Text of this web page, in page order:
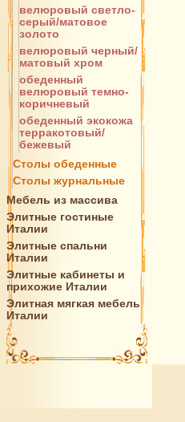
велюровый светло-
серый/матовое
золото
велюровый черный/
матовый хром
обеденный
велюровый темно-
коричневый
обеденный экокожа
терракотовый/
бежевый
Столы обеденные
Столы журнальные
Мебель из массива
Элитные гостиные
Италии
Элитные спальни
Италии
Элитные кабинеты и
прихожие Италии
Элитная мягкая мебель
Италии